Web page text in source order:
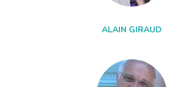
ALAIN GIRAUD